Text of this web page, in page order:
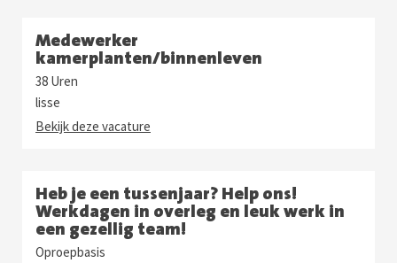
Medewerker
kamerplanten/binnenleven
38 Uren
lisse
Bekijk deze vacature
Heb je een tussenjaar? Help ons!
Werkdagen in overleg en leuk werk in
een gezellig team!
Oproepbasis